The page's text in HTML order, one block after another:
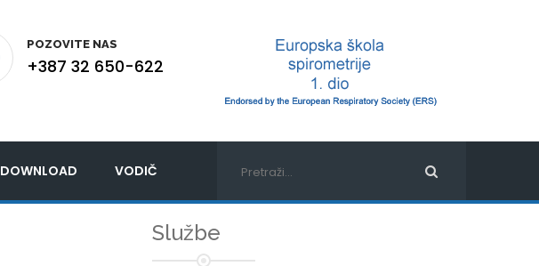
POZOVITE NAS
+387 32 650-622
DOWNLOAD VODIČ
Službe